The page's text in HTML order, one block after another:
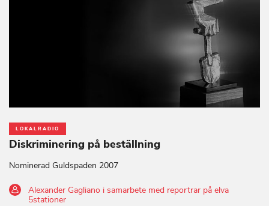
LOKALRADIO
Diskriminering på beställning
Nominerad Guldspaden 2007
Alexander Gagliano i samarbete med reportrar på elva
5stationer